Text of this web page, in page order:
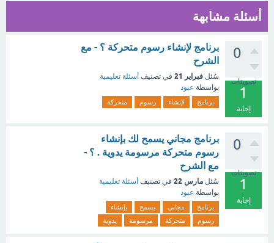
أسئلة مشابهة
0
تصويتات
1
إجابة
برنامج لإنشاء رسوم متحركة ؟ - مع
الشرح
سُئل فبراير 21 في تصنيف أسئلة تعليمية
بواسطة عبود
برنامج لإنشاء رسوم متحركة
0
تصويتات
1
إجابة
برنامج مجاني يسمح لك بإنشاء
رسوم متحركة مرسومة يدوية . ؟ -
مع الشرح
سُئل مارس 22 في تصنيف أسئلة تعليمية
بواسطة عبود
برنامج مجاني يسمح
بإنشاء
رسوم
متحركة مرسومة يدوية